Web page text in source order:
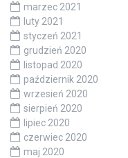
marzec 2021
luty 2021
styczeń 2021
grudzień 2020
listopad 2020
październik 2020
wrzesień 2020
sierpień 2020
lipiec 2020
czerwiec 2020
maj 2020